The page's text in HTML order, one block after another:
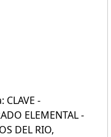
-
ELEMENTAL -
DEL RIO,